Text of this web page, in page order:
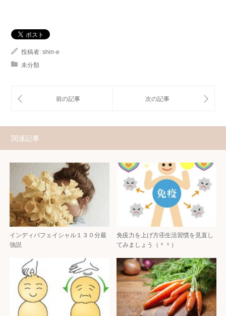
投稿者: shin-e
未分類
関連記事
インディバフェイシャル１３０分最
強説
免疫力を上げ方④生活習慣を見直し
てみましょう（＾＾）